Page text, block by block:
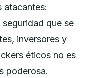
atacantes:
que se
inversores y
éticos no es
poderosa.